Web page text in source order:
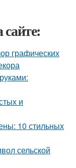
графических
и
10 стильных
сельской